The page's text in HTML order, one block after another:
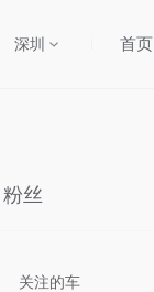
深圳 首页
粉丝
关注的车